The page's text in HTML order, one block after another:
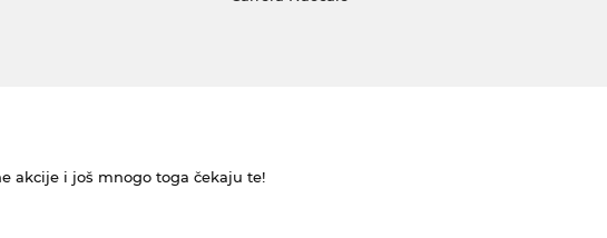
akcije i još mnogo toga čekaju te!